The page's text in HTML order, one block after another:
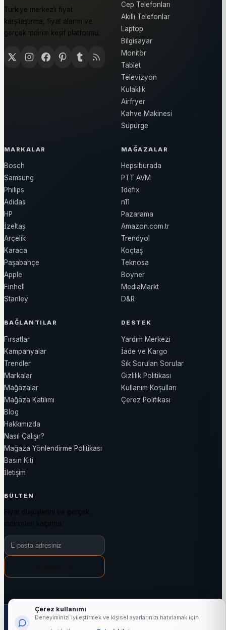
Türkiye merkezli fiyat
karşılaştırma, fiyat alarmı ve
gerçek indirim keşif platformu.
Cep Telefonları
Akıllı Telefonlar
Laptop
Bilgisayar
Monitör
Tablet
Televizyon
Kulaklık
Airfryer
Kahve Makinesi
Süpürge
MARKALAR
Bosch
Samsung
Philips
Adidas
HP
İzeltaş
Arçelik
Karaca
Paşabahçe
Apple
Einhell
Stanley
MAĞAZALAR
Hepsiburada
PTT AVM
İdefix
n11
Pazarama
Amazon.com.tr
Trendyol
Koçtaş
Teknosa
Boyner
MediaMarkt
D&R
BAĞLANTILAR
Fırsatlar
Kampanyalar
Trendler
Markalar
Mağazalar
Mağaza Katılımı
Blog
Hakkımızda
Nasıl Çalışır?
Mağaza Yönlendirme Politikası
Basın Kiti
İletişim
DESTEK
Yardım Merkezi
İade ve Kargo
Sık Sorulan Sorular
Gizlilik Politikası
Kullanım Koşulları
Çerez Politikası
BÜLTEN
Fiyat düşüşlerini ve gerçek
indirimleri kaçırma.
Bülten e-posta adresiniz
1000+ 24763+3144+ 7/24
Çerez kullanımı
Deneyiminizi iyileştirmek ve kişisel ayarlarınızı hatırlamak için